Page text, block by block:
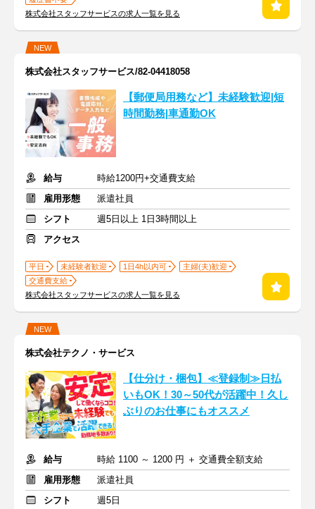
株式会社スタッフサービスの求人一覧を見る
NEW
株式会社スタッフサービス/82-04418058
【郵便局用務など】未経験歓迎|短
時間勤務|車通勤OK
給与
時給1200円+交通費支給
雇用形態
派遣社員
シフト
週5日以上 1日3時間以上
アクセス
平日 未経験者歓迎 1日4h以内可
主婦(夫)歓迎
交通費支給
株式会社スタッフサービスの求人一覧を見る
NEW
株式会社テクノ・サービス
【仕分け・梱包】≪登録制≫日払
いもOK！30～50代が活躍中！久し
ぶりのお仕事にもオススメ
給与
時給 1100 ～ 1200 円 ＋ 交通費全額支給
雇用形態
派遣社員
シフト
週5日